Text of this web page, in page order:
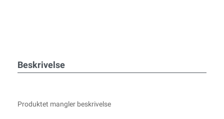
Beskrivelse
Produktet mangler beskrivelse